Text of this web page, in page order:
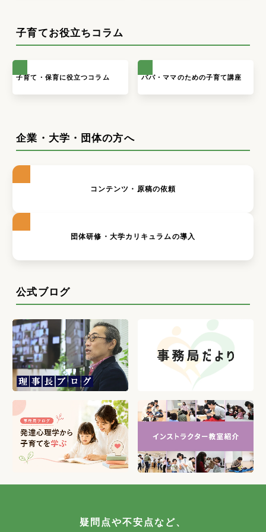
子育てお役立ちコラム
子育て・保育に役立つコラム パパ・ママのための子育て講座
企業・大学・団体の方へ
コンテンツ・原稿の依頼
団体研修・大学カリキュラムの導入
公式ブログ
疑問点や不安点など、